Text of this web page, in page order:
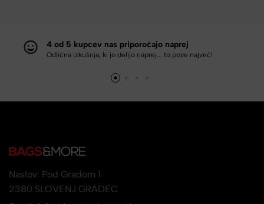
4 od 5 kupcev nas priporočajo naprej
Odlična izkušnja, ki jo delijo naprej... to pove največ!
Naslov: Pod Gradom 1
2380 SLOVENJ GRADEC